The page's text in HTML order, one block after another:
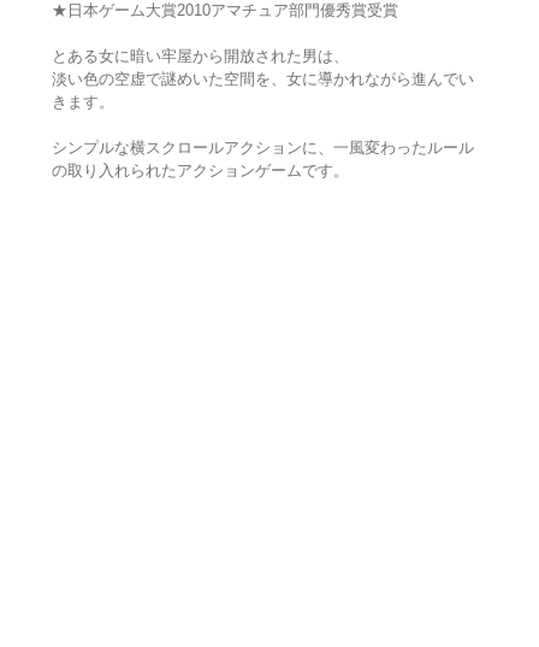
★日本ゲーム大賞2010アマチュア部門優秀賞受賞
とある女に暗い牢屋から開放された男は、
淡い色の空虚で謎めいた空間を、女に導かれながら進んでい
きます。
シンプルな横スクロールアクションに、一風変わったルール
の取り入れられたアクションゲームです。